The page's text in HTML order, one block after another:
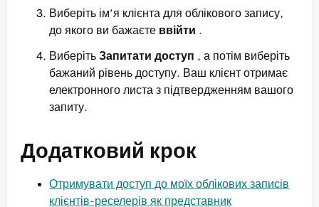
Виберіть ім’я клієнта для облікового запису,
до якого ви бажаєте ввійти
Виберіть Запитати доступ , а потім виберіть
бажаний рівень доступу. Ваш клієнт отримає
електронного листа з підтвердженням вашого
запиту.
Додатковий крок
Отримувати доступ до моїх облікових записів
клієнтів-реселерів як представник